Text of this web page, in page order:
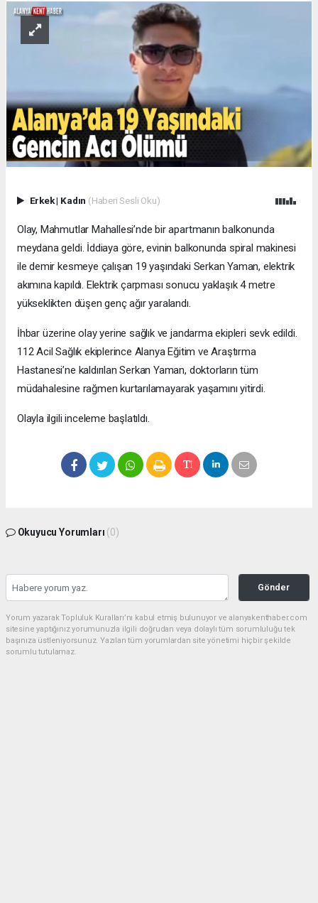
Erkek| Kadın (Haberi Sesli Oku)
Olay, Mahmutlar Mahallesi’nde bir apartmanın balkonunda
meydana geldi. İddiaya göre, evinin balkonunda spiral makinesi
ile demir kesmeye çalışan 19 yaşındaki Serkan Yaman, elektrik
akımına kapıldı. Elektrik çarpması sonucu yaklaşık 4 metre
yükseklikten düşen genç ağır yaralandı.
İhbar üzerine olay yerine sağlık ve jandarma ekipleri sevk edildi.
112 Acil Sağlık ekiplerince Alanya Eğitim ve Araştırma
Hastanesi’ne kaldırılan Serkan Yaman, doktorların tüm
müdahalesine rağmen kurtarılamayarak yaşamını yitirdi.
Olayla ilgili inceleme başlatıldı.
Okuyucu Yorumları (0)
Gönder
Yorum yazarak Topluluk Kuralları’nı kabul etmiş bulunuyor ve alanyakenthaber.com
sitesine yaptığınız yorumunuzla ilgili doğrudan veya dolaylı tüm sorumluluğu tek
başınıza üstleniyorsunuz. Yazılan tüm yorumlardan site yönetimi hiçbir şekilde
sorumlu tutulamaz.